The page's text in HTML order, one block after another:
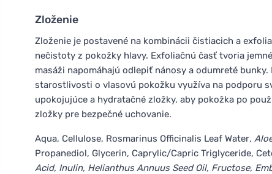
Zloženie
Zloženie je postavené na kombinácii čistiacich a
nečistoty z pokožky hlavy. Exfoliačnú časť tvoria
masáži napomáhajú odlepiť nánosy a odumreté
starostlivosti o vlasovú pokožku využíva na podporu
upokojujúce a hydratačné zložky, aby pokožka po
zložky pre bezpečné uchovanie.
Aqua, Cellulose, Rosmarinus Officinalis Leaf Water,
Propanediol, Glycerin, Caprylic/Capric Triglyceride,
Acid, Inulin, Helianthus Annuus Seed Oil, Fructose,